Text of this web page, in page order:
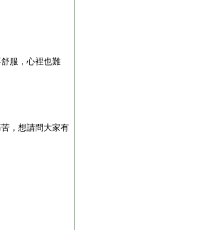
服，心裡也難
，想請問大家有